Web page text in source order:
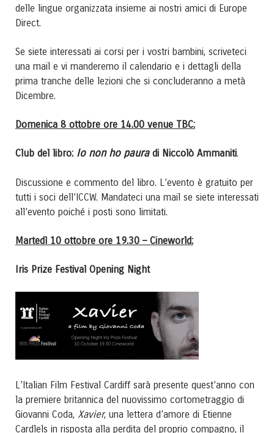
delle lingue organizzata insieme ai nostri amici di Europe
Direct.
Se siete interessati ai corsi per i vostri bambini, scriveteci
una mail e vi manderemo il calendario e i dettagli della
prima tranche delle lezioni che si concluderanno a metà
Dicembre.
Domenica 8 ottobre ore 14.00 venue TBC:
Club del libro: Io non ho pauradi Niccolò Ammaniti.
Discussione e commento del libro. L’evento è gratuito per
tutti i soci dell’ICCW. Mandateci una mail se siete interessati
all’evento poiché i posti sono limitati.
Martedì 10 ottobre ore 19.30 – Cineworld:
Iris Prize Festival Opening Night
L’Italian Film Festival Cardiff sarà presente quest’anno con
la premiere britannica del nuovissimo cortometraggio di
Giovanni Coda, Xavier, una lettera d’amore di Etienne
Cardlels in risposta alla perdita del proprio compagno, il